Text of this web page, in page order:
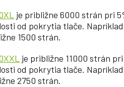
je približne 6000 strán pri
od pokrytia tlače.
1500 strán.
je približne 11000 strán
od pokrytia tlače.
2750 strán.